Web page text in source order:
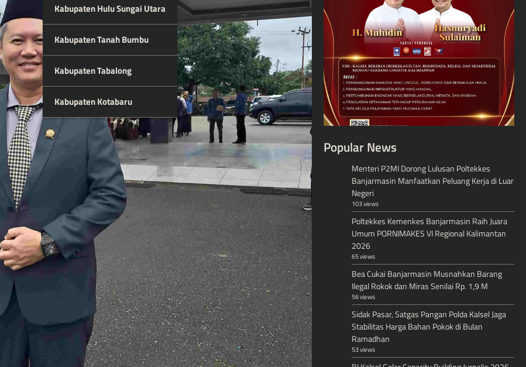
Kabupaten Hulu Sungai Utara
Kabupaten Tanah Bumbu
Kabupaten Tabalong
Kabupaten Kotabaru
Popular News
Menteri P2MI Dorong Lulusan Poltekkes
Banjarmasin Manfaatkan Peluang Kerja di Luar
Negeri
103 views
Poltekkes Kemenkes Banjarmasin Raih Juara
Umum PORNIMAKES VI Regional Kalimantan
2026
65 views
Bea Cukai Banjarmasin Musnahkan Barang
Ilegal Rokok dan Miras Senilai Rp. 1,9 M
56 views
Sidak Pasar, Satgas Pangan Polda Kalsel Jaga
Stabilitas Harga Bahan Pokok di Bulan
Ramadhan
53 views